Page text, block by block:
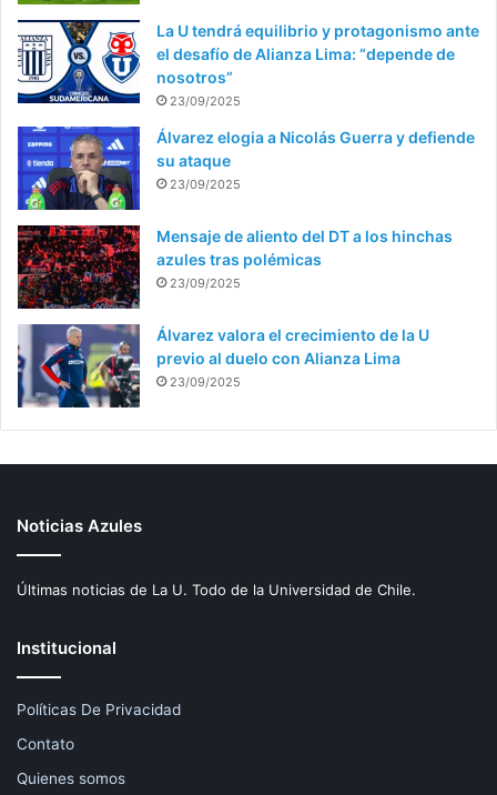
La U tendrá equilibrio y protagonismo ante
el desafío de Alianza Lima: “depende de
nosotros”
23/09/2025
Álvarez elogia a Nicolás Guerra y defiende
su ataque
23/09/2025
Mensaje de aliento del DT a los hinchas
azules tras polémicas
23/09/2025
Álvarez valora el crecimiento de la U
previo al duelo con Alianza Lima
23/09/2025
Noticias Azules
Últimas noticias de La U. Todo de la Universidad de Chile.
Institucional
Políticas De Privacidad
Contato
Quienes somos